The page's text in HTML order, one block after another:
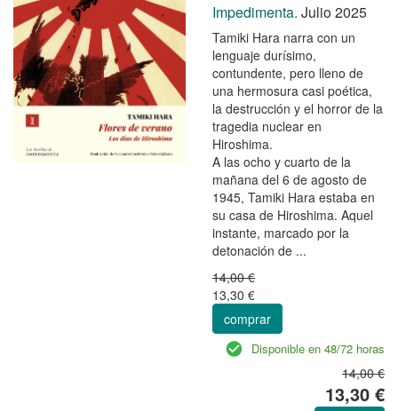
Impedimenta. Julio 2025
Tamiki Hara narra con un
lenguaje durísimo,
contundente, pero lleno de
una hermosura casi poética,
la destrucción y el horror de la
tragedia nuclear en
Hiroshima.
A las ocho y cuarto de la
mañana del 6 de agosto de
1945, Tamiki Hara estaba en
su casa de Hiroshima. Aquel
instante, marcado por la
detonación de ...
14,00 €
13,30 €
comprar
Disponible en 48/72 horas
14,00 €
13,30 €